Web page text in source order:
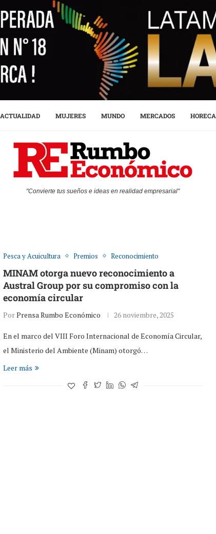
ACTUALIDAD MUJERES MUNDO MERCADOS HORECA
"Convierte tus sueños e ideas en realidad empresarial"
Pesca y Acuicultura Premios Reconocimiento
MINAM otorga nuevo reconocimiento a
Austral Group por su compromiso con la
economía circular
PorPrensa Rumbo Económico 26 noviembre, 2025
En el marco del VIII Foro Internacional de Economía Circular,
el Ministerio del Ambiente (Minam) otorgó…
Leer más